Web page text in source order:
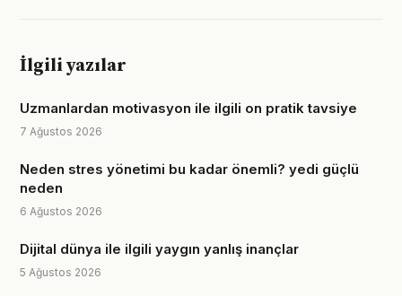
İlgili yazılar
Uzmanlardan motivasyon ile ilgili on pratik tavsiye
7 Ağustos 2026
Neden stres yönetimi bu kadar önemli? yedi güçlü
neden
6 Ağustos 2026
Dijital dünya ile ilgili yaygın yanlış inançlar
5 Ağustos 2026